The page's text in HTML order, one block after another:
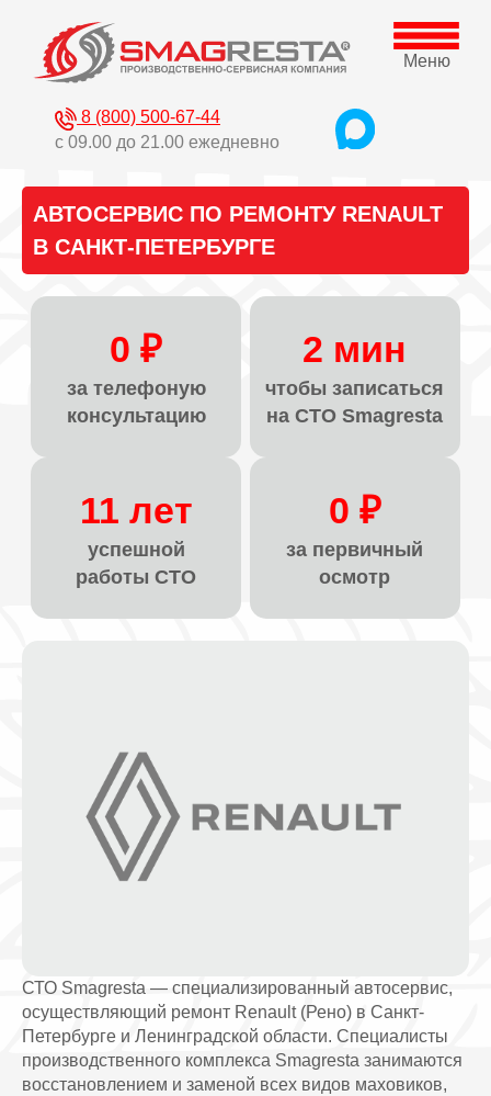
Меню
8 (800) 500-67-44
с 09.00 до 21.00 ежедневно
АВТОСЕРВИС ПО РЕМОНТУ RENAULT
В САНКТ-ПЕТЕРБУРГЕ
0 ₽
за телефоную
консультацию
2 мин
чтобы записаться
на СТО Smagresta
11 лет
успешной
работы СТО
0 ₽
за первичный
осмотр
СТО Smagresta — специализированный автосервис,
осуществляющий ремонт Renault (Рено) в Санкт-
Петербурге и Ленинградской области. Специалисты
производственного комплекса Smagresta занимаются
восстановлением и заменой всех видов маховиков,